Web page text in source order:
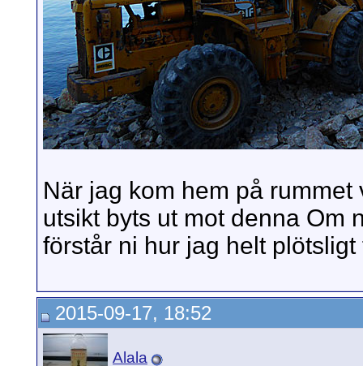
När jag kom hem på
utsikt byts ut mot denna Om
förstår ni hur jag helt
2015-09-17, 18:52
Alala